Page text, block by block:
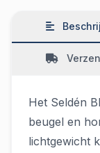
Het Seldén
beugel en
lichtgewicht